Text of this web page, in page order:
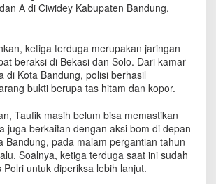
t
k
a
n
T
r
o
r
s
D
A di Ciwidey Kabupaten Bandung,
ketiga terduga merupakan jaringan
beraksi di Bekasi dan Solo. Dari kamar
di Kota Bandung, polisi berhasil
bukti berupa tas hitam dan kopor.
Taufik masih belum bisa memastikan
juga berkaitan dengan aksi bom di depan
Bandung, pada malam pergantian tahun
Soalnya, ketiga terduga saat ini sudah
untuk diperiksa lebih lanjut.